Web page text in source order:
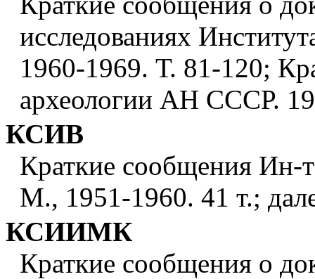
исследованиях
1960-1969. Т. 81-120;
археологии АН СССР.
КСИВ
Краткие сообщения Ин-
М., 1951-1960. 41 т.;
КСИИМК
Краткие сообщения о